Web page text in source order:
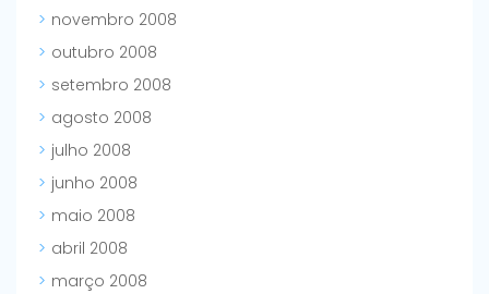
novembro 2008
outubro 2008
setembro 2008
agosto 2008
julho 2008
junho 2008
maio 2008
abril 2008
março 2008